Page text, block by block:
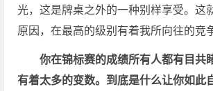
光，这是牌桌之外的一种别样享受。这
原因，在最高的级别有着我所向往的竞
你在锦标赛的成绩所有人都有目共
有着太多的变数。到底是什么让你如此